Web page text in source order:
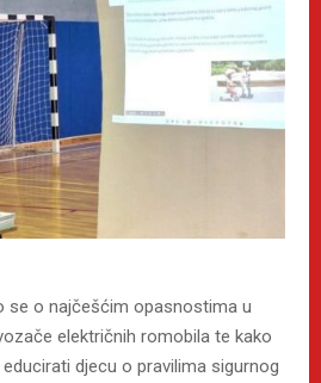
se o najčešćim opasnostima u
električnih romobila te kako
djecu o pravilima sigurnog